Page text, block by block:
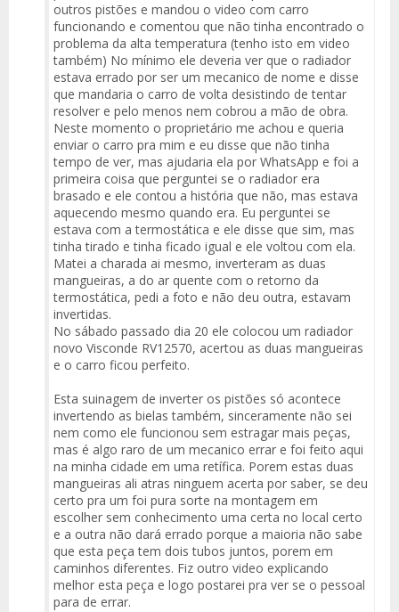
outros pistões e mandou o video com carro
funcionando e comentou que não tinha encontrado o
problema da alta temperatura (tenho isto em video
também) No mínimo ele deveria ver que o radiador
estava errado por ser um mecanico de nome e disse
que mandaria o carro de volta desistindo de tentar
resolver e pelo menos nem cobrou a mão de obra.
Neste momento o proprietário me achou e queria
enviar o carro pra mim e eu disse que não tinha
tempo de ver, mas ajudaria ela por WhatsApp e foi a
primeira coisa que perguntei se o radiador era
brasado e ele contou a história que não, mas estava
aquecendo mesmo quando era. Eu perguntei se
estava com a termostática e ele disse que sim, mas
tinha tirado e tinha ficado igual e ele voltou com ela.
Matei a charada ai mesmo, inverteram as duas
mangueiras, a do ar quente com o retorno da
termostática, pedi a foto e não deu outra, estavam
invertidas.
No sábado passado dia 20 ele colocou um radiador
novo Visconde RV12570, acertou as duas mangueiras
e o carro ficou perfeito.
Esta suinagem de inverter os pistões só acontece
invertendo as bielas também, sinceramente não sei
nem como ele funcionou sem estragar mais peças,
mas é algo raro de um mecanico errar e foi feito aqui
na minha cidade em uma retífica. Porem estas duas
mangueiras ali atras ninguem acerta por saber, se deu
certo pra um foi pura sorte na montagem em
escolher sem conhecimento uma certa no local certo
e a outra não dará errado porque a maioria não sabe
que esta peça tem dois tubos juntos, porem em
caminhos diferentes. Fiz outro video explicando
melhor esta peça e logo postarei pra ver se o pessoal
para de errar.